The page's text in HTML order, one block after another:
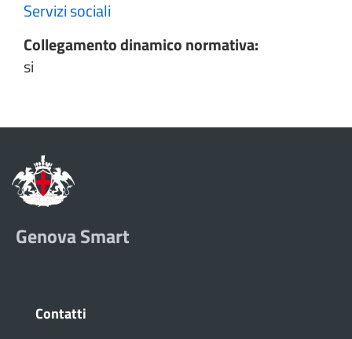
Servizi sociali
Collegamento dinamico normativa:
si
Genova Smart
Contatti